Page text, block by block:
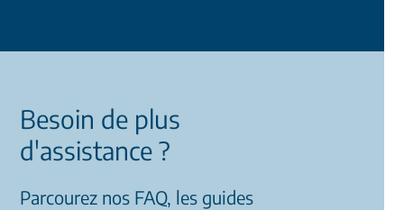
Besoin de plus
d'assistance ?
Parcourez nos FAQ, les guides